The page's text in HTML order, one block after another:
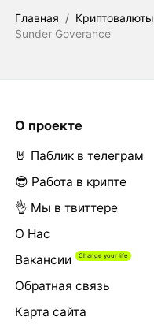
Главная / Криптовалюты
Sunder Goverance
О проекте
🤘 Паблик в телеграм
😎 Работа в крипте
👌 Мы в твиттере
О Нас
Вакансии
Обратная связь
Карта сайта